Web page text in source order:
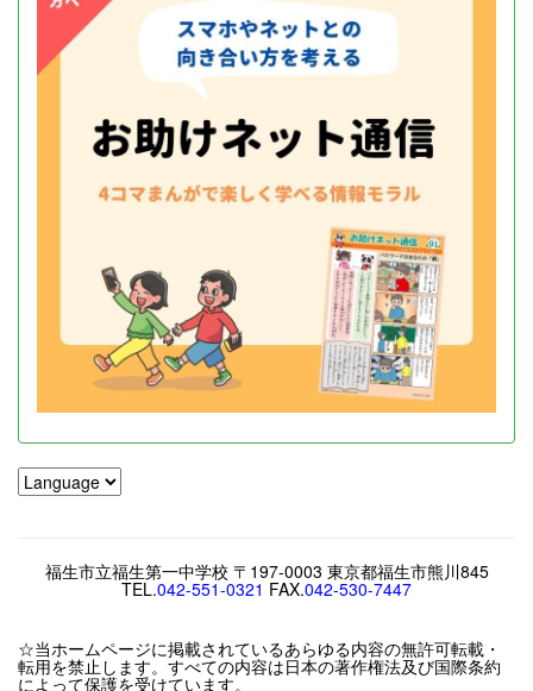
福生市立福生第一中学校 〒197-0003 東京都福生市熊川845
TEL.042-551-0321 FAX.042-530-7447
☆当ホームページに掲載されているあらゆる内容の無許可転載・
転用を禁止します。すべての内容は日本の著作権法及び国際条約
によって保護を受けています。